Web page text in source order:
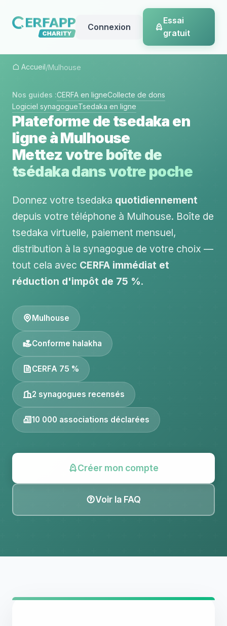
Connexion
Essai
gratuit
Accueil/Mulhouse
Nos guides :CERFA en ligneCollecte de dons
Logiciel synagogueTsedaka en ligne
Plateforme de tsedaka en
ligne à Mulhouse
Mettez votre boîte de
tsédaka dans votre poche
Donnez votre tsedaka quotidiennement
depuis votre téléphone à Mulhouse. Boîte de
tsedaka virtuelle, paiement mensuel,
distribution à la synagogue de votre choix —
tout cela avec CERFA immédiat et
réduction d'impôt de 75 %.
Mulhouse
Conforme halakha
CERFA 75 %
2 synagogues recensés
10 000 associations déclarées
Créer mon compte
Voir la FAQ